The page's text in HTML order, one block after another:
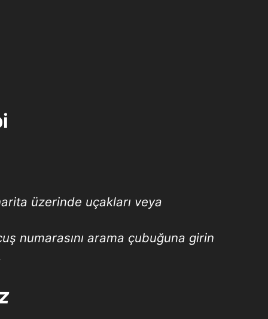
üzerinde uçakları veya
numarasını arama çubuğuna girin